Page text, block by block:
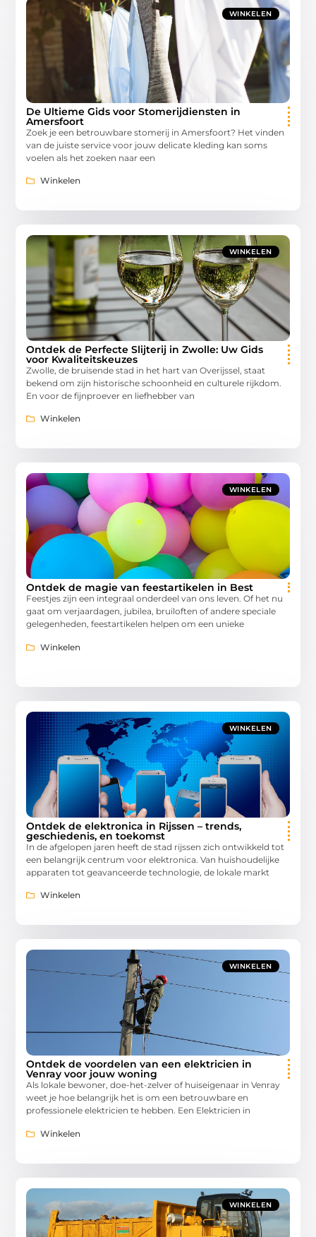
WINKELEN
De Ultieme Gids voor Stomerijdiensten in
Amersfoort
Zoek je een betrouwbare stomerij in Amersfoort? Het vinden
van de juiste service voor jouw delicate kleding kan soms
voelen als het zoeken naar een
Winkelen
WINKELEN
Ontdek de Perfecte Slijterij in Zwolle: Uw Gids
voor Kwaliteitskeuzes
Zwolle, de bruisende stad in het hart van Overijssel, staat
bekend om zijn historische schoonheid en culturele rijkdom.
En voor de fijnproever en liefhebber van
Winkelen
WINKELEN
Ontdek de magie van feestartikelen in Best
Feestjes zijn een integraal onderdeel van ons leven. Of het nu
gaat om verjaardagen, jubilea, bruiloften of andere speciale
gelegenheden, feestartikelen helpen om een unieke
Winkelen
WINKELEN
Ontdek de elektronica in Rijssen – trends,
geschiedenis, en toekomst
In de afgelopen jaren heeft de stad rijssen zich ontwikkeld tot
een belangrijk centrum voor elektronica. Van huishoudelijke
apparaten tot geavanceerde technologie, de lokale markt
Winkelen
WINKELEN
Ontdek de voordelen van een elektricien in
Venray voor jouw woning
Als lokale bewoner, doe-het-zelver of huiseigenaar in Venray
weet je hoe belangrijk het is om een betrouwbare en
professionele elektricien te hebben. Een Elektricien in
Winkelen
WINKELEN